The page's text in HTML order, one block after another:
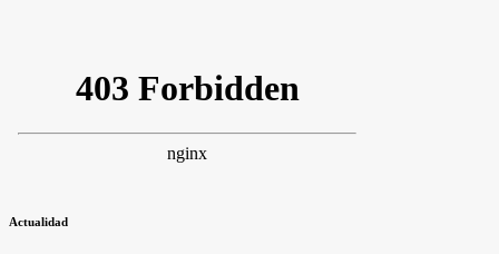
Actualidad